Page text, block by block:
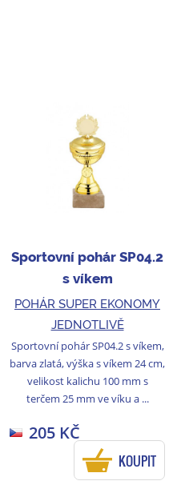
Sportovní pohár SP04.2
s víkem
POHÁR SUPER EKONOMY
JEDNOTLIVĚ
Sportovní pohár SP04.2 s víkem,
barva zlatá, výška s víkem 24 cm,
velikost kalichu 100 mm s
terčem 25 mm ve víku a ...
205 KČ
KOUPIT